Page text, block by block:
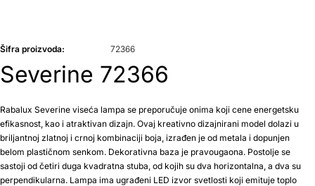
Šifra proizvoda: 72366
Severine 72366
Rabalux Severine viseća lampa se preporučuje onima koji cene energetsku
efikasnost, kao i atraktivan dizajn. Ovaj kreativno dizajnirani model dolazi u
briljantnoj zlatnoj i crnoj kombinaciji boja, izrađen je od metala i dopunjen
belom plastičnom senkom. Dekorativna baza je pravougaona. Postolje se
sastoji od četiri duga kvadratna stuba, od kojih su dva horizontalna, a dva su
perpendikularna. Lampa ima ugrađeni LED izvor svetlosti koji emituje toplo